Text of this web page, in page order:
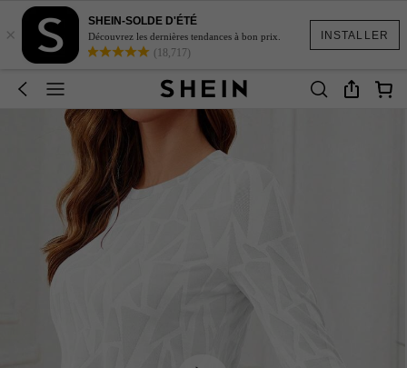
INSTALLER
×
SHEIN-SOLDE D'ÉTÉ
Découvrez les dernières tendances à bon prix.
(18,717)